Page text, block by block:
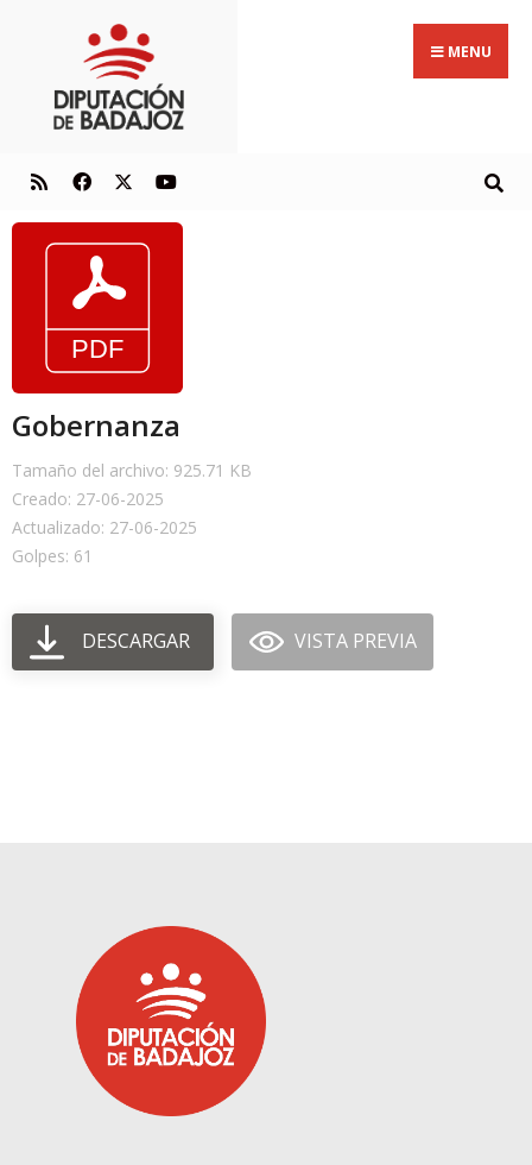
MENU
Gobernanza
Tamaño del archivo: 925.71 KB
Creado: 27-06-2025
Actualizado: 27-06-2025
Golpes: 61
DESCARGAR VISTA PREVIA